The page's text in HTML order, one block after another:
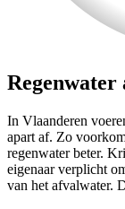
Regenwater
In Vlaanderen
apart af. Zo
regenwater beter.
eigenaar verplicht
van het afvalwater.